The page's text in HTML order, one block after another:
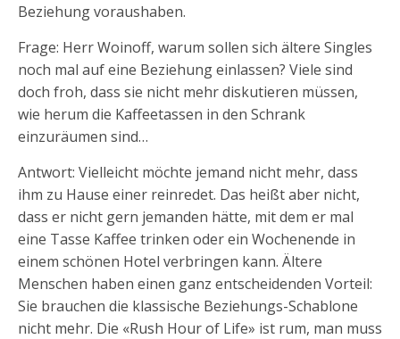
Beziehung voraushaben.
Frage: Herr Woinoff, warum sollen sich ältere Singles
noch mal auf eine Beziehung einlassen? Viele sind
doch froh, dass sie nicht mehr diskutieren müssen,
wie herum die Kaffeetassen in den Schrank
einzuräumen sind…
Antwort: Vielleicht möchte jemand nicht mehr, dass
ihm zu Hause einer reinredet. Das heißt aber nicht,
dass er nicht gern jemanden hätte, mit dem er mal
eine Tasse Kaffee trinken oder ein Wochenende in
einem schönen Hotel verbringen kann. Ältere
Menschen haben einen ganz entscheidenden Vorteil:
Sie brauchen die klassische Beziehungs-Schablone
nicht mehr. Die «Rush Hour of Life» ist rum, man muss